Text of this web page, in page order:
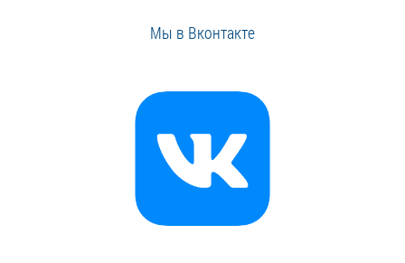
Мы в Вконтакте